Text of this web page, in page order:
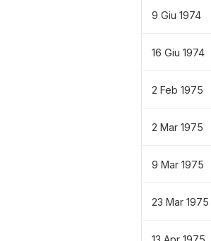
9 Giu 1974
16 Giu 1974
2 Feb 1975
2 Mar 1975
9 Mar 1975
23 Mar 1975